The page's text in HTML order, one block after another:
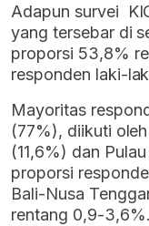
Adapun survei
yang tersebar di
proporsi 53,8%
responden laki-
Mayoritas
(77%), diikuti
(11,6%) dan
proporsi
Bali-Nusa
rentang 0,9-3,6%.